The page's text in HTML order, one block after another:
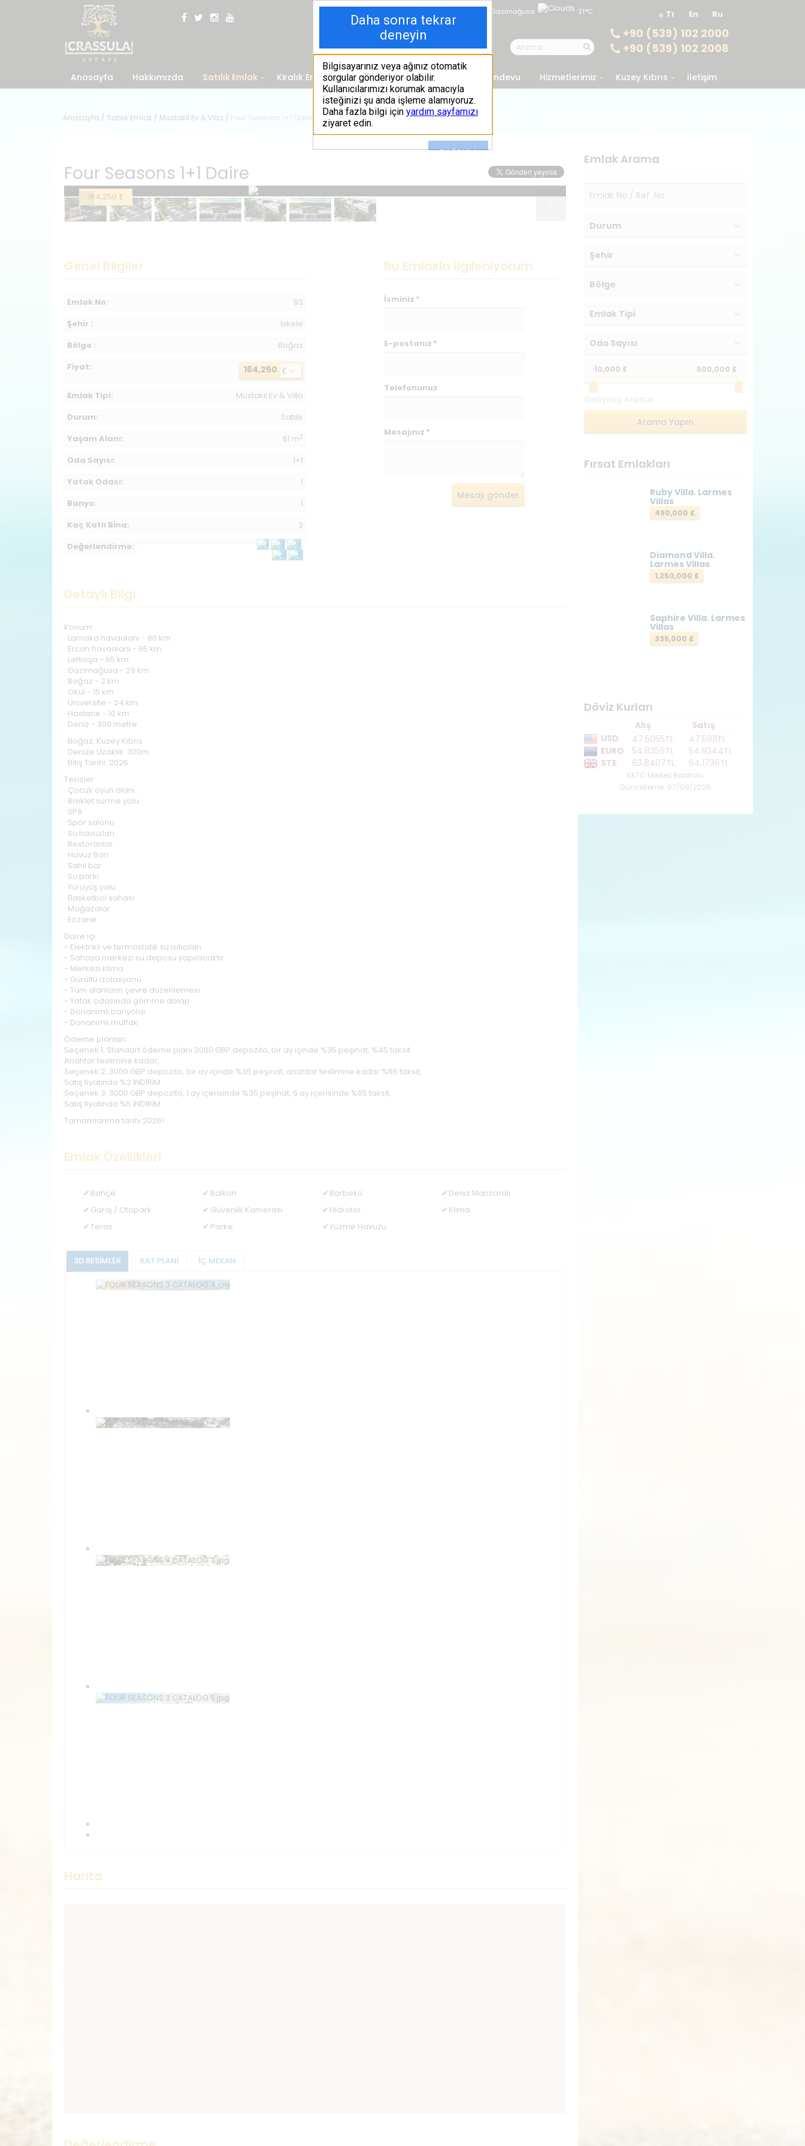
Tr En Ru
Gazimağusa 21°C
+90 (539) 102 2000
+90 (539) 102 2008
Anasayfa Hakkımızda Satılık Emlak Kiralık Emlak Satın Alma Rehberi Online Randevu Hizmetlerimiz Kuzey Kıbrıs İletişim
Anasayfa / Satılık Emlak / Müstakil Ev & Villa / Four Seasons 1+1 Daire
Four Seasons 1+1 Daire
164,250 £
Genel Bilgiler
Emlak No:
93
Şehir :
İskele
Bölge :
Boğaz
Fiyat:
164,250 £
Emlak Tipi:
Müstakil Ev & Villa
Durum:
Satılık
Yaşam Alanı:
61 m2
Oda Sayısı:
1+1
Yatak Odası:
1
Banyo:
1
Kaç Katlı Bina:
3
Değerlendirme:
Bu Emlakla İlgileniyorum
İsminiz *
E-postanız *
Telefonunuz
Mesajınız *
Mesajı gönder
Detaylı Bilgi
Konum:
· Larnaka havaalanı - 80 km
· Ercan havaalanı - 55 km
· Lefkoşa - 65 km
· Gazimağusa - 29 km
· Boğaz - 2 km
· Okul - 15 km
· Üniversite - 24 km
· Hastane - 10 km
· Deniz - 300 metre
· Boğaz, Kuzey Kıbrıs
· Denize Uzaklık: 300m
· Bitiş Tarihi: 2026
Tesisler:
· Çocuk oyun alanı
· Bisiklet sürme yolu
· SPA
· Spor salonu
· Su havuzları
· Restoranlar
· Havuz Barı
· Sahil bar
· Su parkı
· Yürüyüş yolu
· Basketbol sahası
· Mağazalar
· Eczane
Daire içi:
- Elektrikli ve termostatik su ısıtıcıları
- Sahaya merkezi su deposu yapılacaktır.
- Merkezi klima
- Gürültü izolasyonu
- Tüm alanların çevre düzenlemesi
- Yatak odasında gömme dolap
- Donanımlı banyolar
- Donanımlı mutfak
Ödeme planları:
Seçenek 1: Standart ödeme planı 3000 GBP depozito, bir ay içinde %35 peşinat, %45 taksit
Anahtar teslimine kadar,
Seçenek 2: 3000 GBP depozito, bir ay içinde %35 peşinat, anahtar teslimine kadar %65 taksit,
Satış fiyatında %2 İNDİRİM
Seçenek 3: 3000 GBP depozito, 1 ay içerisinde %35 peşinat, 6 ay içerisinde %65 taksit,
Satış fiyatında %5 İNDİRİM
Tamamlanma tarihi 2026!
Emlak Özellikleri
Bahçe Balkon Barbekü
Deniz Manzaralı
Garaj / Otopark
Güvenlik Kamerası Hidrofor
Klima
Teras
Parke Yüzme Havuzu
3D RESİMLER KAT PLANI İÇ MEKAN
Harita
Emlak Arama
Durum
Şehir
Bölge
Emlak Tipi
Oda Sayısı
10,000 £ 500,000 £
Fırsat Emlakları
Ruby Villa. Larmes
Villas
490,000 £
Diamond Villa.
Larmes Villas
1,250,000 £
Saphire Villa. Larmes
Villas
335,000 £
Döviz Kurları
Alış
Satış
USD
47.5055TL
47.5911TL
EURO
54.8356TL
54.9344TL
STE
63.8407TL 64.1736TL
KKTC Merkez Bankası
Güncelleme: 07/08/2026